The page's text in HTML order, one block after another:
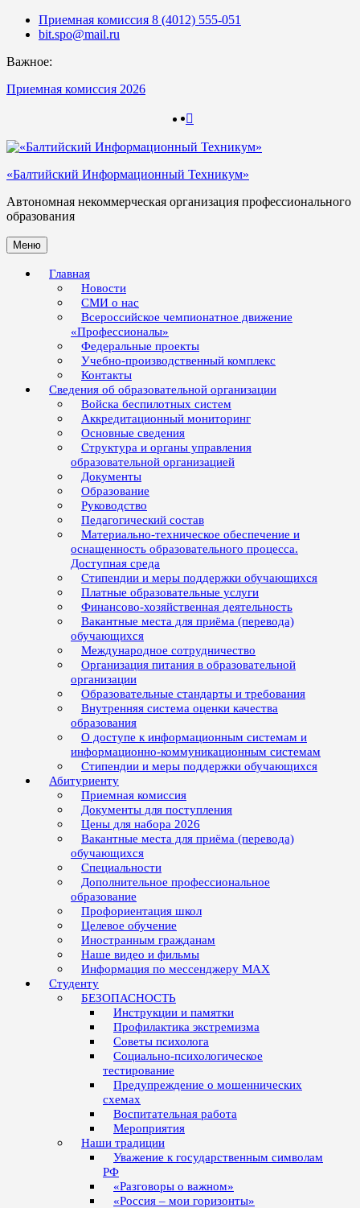
Skip
Приемная комиссия 8 (4012) 555-051
bit.spo@mail.ru
Важное:
Приемная комиссия 2026
«Балтийский Информационный Техникум»
Автономная некоммерческая организация профессионального
образования
Меню
Главная
Новости
СМИ о нас
Всероссийское чемпионатное движение
«Профессионалы»
Федеральные проекты
Учебно-производственный комплекс
Контакты
Сведения об образовательной организации
Войска беспилотных систем
Аккредитационный мониторинг
Основные сведения
Структура и органы управления
образовательной организацией
Документы
Образование
Руководство
Педагогический состав
Материально-техническое обеспечение и
оснащенность образовательного процесса.
Доступная среда
Стипендии и меры поддержки обучающихся
Платные образовательные услуги
Финансово-хозяйственная деятельность
Вакантные места для приёма (перевода)
обучающихся
Международное сотрудничество
Организация питания в образовательной
организации
Образовательные стандарты и требования
Внутренняя система оценки качества
образования
О доступе к информационным системам и
информационно-коммуникационным системам
Стипендии и меры поддержки обучающихся
Абитуриенту
Приемная комиссия
Документы для поступления
Цены для набора 2026
Вакантные места для приёма (перевода)
обучающихся
Специальности
Дополнительное профессиональное
образование
Профориентация школ
Целевое обучение
Иностранным гражданам
Наше видео и фильмы
Информация по мессенджеру MAX
Студенту
БЕЗОПАСНОСТЬ
Инструкции и памятки
Профилактика экстремизма
Советы психолога
Социально-психологическое
тестирование
Предупреждение о мошеннических
схемах
Воспитательная работа
Мероприятия
Наши традиции
Уважение к государственным символам
РФ
«Разговоры о важном»
«Россия – мои горизонты»